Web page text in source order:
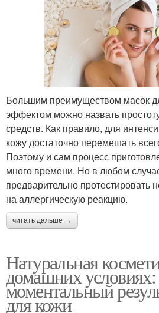
Большим преимуществом масок
эффектом можно назвать
средств. Как правило, для
кожу достаточно перемешать
Поэтому и сам процесс
много времени. Но в любом
предварительно протестировать
на аллергическую реакцию.
читать дальше →
Натуральная
домашних условиях:
моментальный
для кожи